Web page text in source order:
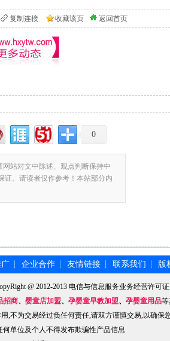
复制连接 收藏该页 返回首页
0
站对文中陈述、观点判断保持中
证。请读者仅作参考！本站部分内
┆ 企业合作 ┆ 友情链接 ┆ 联系我们 ┆ 版
@ 2012-2013 电信与信息服务业务经营许可证
招商、 婴童店加盟、 孕婴童早教加盟、 孕婴童用品
,不为交易经过负任何责任,请双方谨慎交易,以确保
何单位及个人不得发布欺骗性产品信息